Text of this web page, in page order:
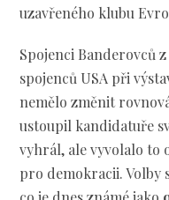
uzavřeného klubu
Spojenci Banderovců
spojenců USA při
nemělo změnit
ustoupil kandidatuře
vyhrál, ale vyvolalo to
pro demokracii. Volby